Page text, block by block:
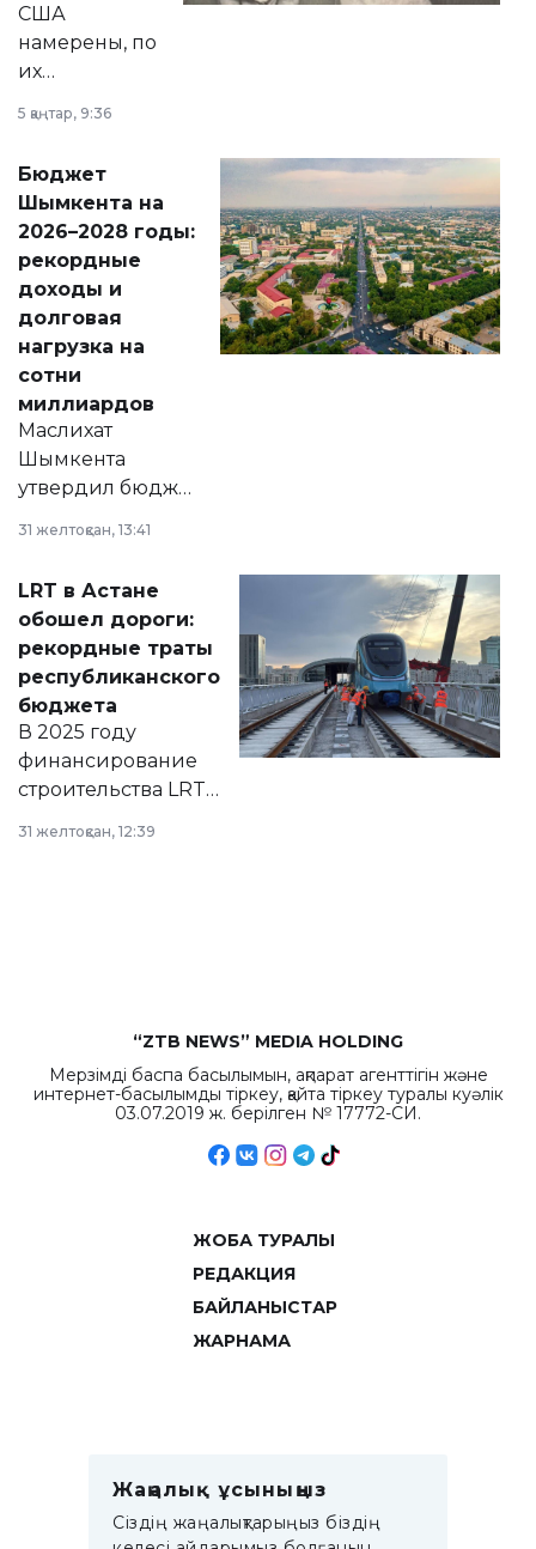
США
намерены, по
их
принести
народу
Венесуэлы.
5 қаңтар, 9:36
Бюджет
Шымкента на
2026–2028 годы:
рекордные
доходы и
долговая
нагрузка на
сотни
миллиардов
Маслихат
Шымкента
утвердил бюджет
2028 годы.
документ
появился в базе
нормативных
правовых актов и
на сайте маслихат
города.
31 желтоқсан, 13:41
LRT в Астане
обошел дороги:
рекордные траты
республиканского
бюджета
В 2025 году
финансирование
строительства LRT
республиканского
31 желтоқсан, 12:39
“ZTB NEWS” MEDIA HOLDING
Мерзімді баспа басылымын, ақпарат агенттігін және
интернет-басылымды тіркеу, қайта тіркеу туралы куәлік
03.07.2019 ж. берілген № 17772-СИ.
ЖОБА ТУРАЛЫ
РЕДАКЦИЯ
БАЙЛАНЫСТАР
ЖАРНАМА
Жаңалық ұсыныңыз
Сіздің жаңалықтарыңыз біздің